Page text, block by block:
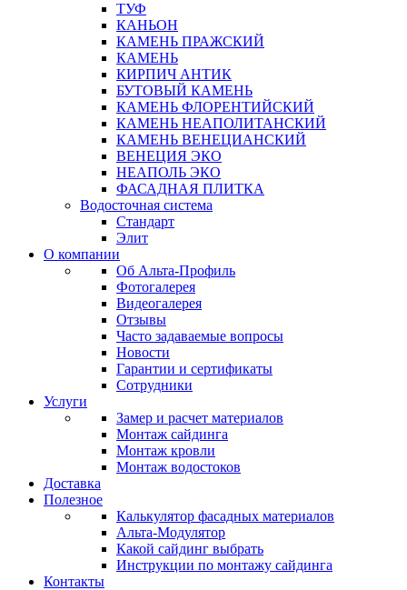
ТУФ
КАНЬОН
КАМЕНЬ ПРАЖСКИЙ
КАМЕНЬ
КИРПИЧ АНТИК
БУТОВЫЙ КАМЕНЬ
КАМЕНЬ ФЛОРЕНТИЙСКИЙ
КАМЕНЬ НЕАПОЛИТАНСКИЙ
КАМЕНЬ ВЕНЕЦИАНСКИЙ
ВЕНЕЦИЯ ЭКО
НЕАПОЛЬ ЭКО
ФАСАДНАЯ ПЛИТКА
Водосточная система
Стандарт
Элит
О компании
Об Альта-Профиль
Фотогалерея
Видеогалерея
Отзывы
Часто задаваемые вопросы
Новости
Гарантии и сертификаты
Сотрудники
Услуги
Замер и расчет материалов
Монтаж сайдинга
Монтаж кровли
Монтаж водостоков
Доставка
Полезное
Калькулятор фасадных материалов
Альта-Модулятор
Какой сайдинг выбрать
Инструкции по монтажу сайдинга
Контакты